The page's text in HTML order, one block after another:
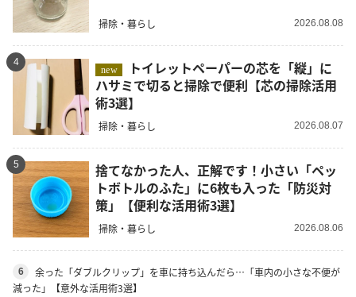
掃除・暮らし 2026.08.08
4
new
ハサミで切ると掃除で便利【芯の掃除活用
術3選】
掃除・暮らし 2026.08.07
5
捨てなかった人、正解です！小さい「ペッ
トボトルのふた」に6枚も入った「防災対
策」【便利な活用術3選】
掃除・暮らし 2026.08.06
6
余った「ダブルクリップ」を車に持ち込んだら…「車内の小さな不便が
減った」【意外な活用術3選】